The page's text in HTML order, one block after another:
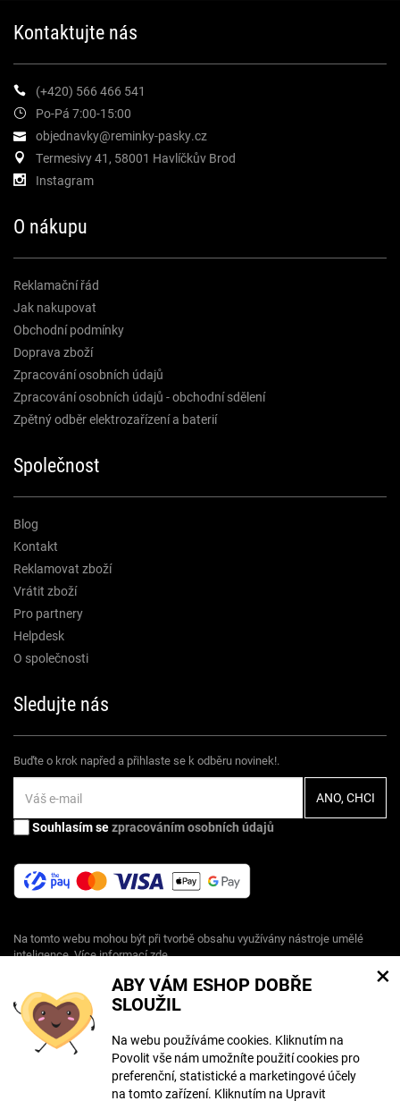
ABY VÁM ESHOP DOBŘE
SLOUŽIL
Na webu používáme cookies. Kliknutím na
Povolit vše nám umožníte použití cookies pro
preferenční, statistické a marketingové účely
na tomto zařízení. Kliknutím na Upravit
×
Kontaktujte nás
(+420) 566 466 541
Po-Pá 7:00-15:00
objednavky@reminky-pasky.cz
Termesivy 41, 58001 Havlíčkův Brod
Instagram
O nákupu
Reklamační řád
Jak nakupovat
Obchodní podmínky
Doprava zboží
Zpracování osobních údajů
Zpracování osobních údajů - obchodní sdělení
Zpětný odběr elektrozařízení a baterií
Společnost
Blog
Kontakt
Reklamovat zboží
Vrátit zboží
Pro partnery
Helpdesk
O společnosti
Sledujte nás
Buďte o krok napřed a přihlaste se k odběru novinek!.
Souhlasím sezpracováním osobních údajů
Na tomto webu mohou být při tvorbě obsahu využívány nástroje umělé
inteligence. Více informacízde.
© Copyright ECLIPSERA s.r.o.
Všechna práva vyhrazena
Slovenská verze
HU